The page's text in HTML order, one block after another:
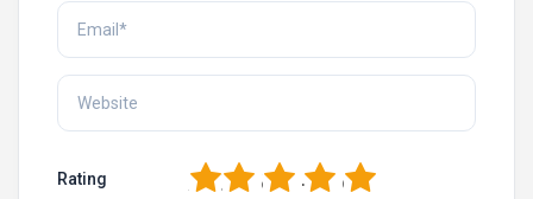
Rating 5
4
3
2